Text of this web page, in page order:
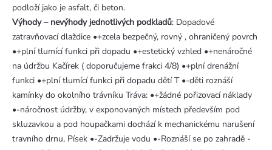
podloží jako je asfalt, či beton.
Výhody – nevýhody jednotlivých podkladů: Dopadové
zatravňovací dlaždice •+zcela bezpečný, rovný , ohraničený povrch
•+plní tlumící funkci při dopadu •+estetický vzhled •+nenáročné
na údržbu Kačírek ( doporučujeme frakci 4/8) •+plní drenážní
funkci •+plní tlumící funkci při dopadu dětí T •-děti roznáší
kamínky do okolního trávníku Tráva: •+žádné pořizovací náklady
•-náročnost údržby, v exponovaných místech především pod
skluzavkou a pod houpačkami dochází k mechanickému narušení
travního drnu, Písek •-Zadržuje vodu •-Roznáší se po zahradě -